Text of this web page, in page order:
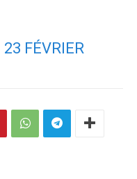
23 FÉVRIER